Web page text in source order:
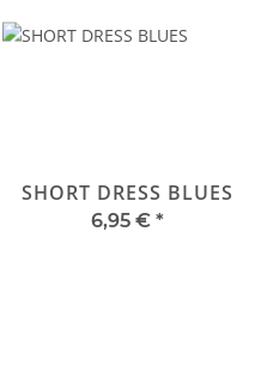
SHORT DRESS BLUES
6,95 € *